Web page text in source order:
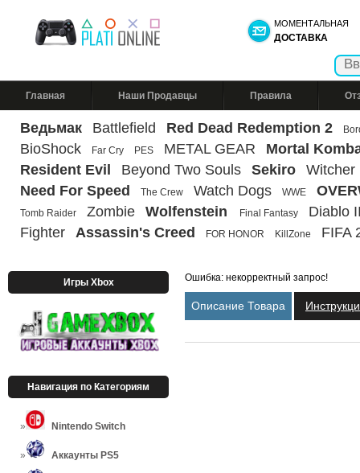
МОМЕНТАЛЬНАЯ
ДОСТАВКА
Главная Наши Продавцы Правила
Ведьмак Battlefield Red Dead Redemption 2
BioShock Far Cry PES METAL GEAR
Mortal
Resident Evil
Beyond Two Souls Sekiro
Witcher
Need For Speed
The Crew Watch Dogs WWE
Tomb Raider Zombie Wolfenstein Final Fantasy
Diablo
Fighter
Assassin's Creed FOR HONOR KillZone FIFA
Игры Xbox
Навигация по Категориям
Nintendo Switch
Аккаунты PS5
Ошибка: некорректный запрос!
Описание Товара